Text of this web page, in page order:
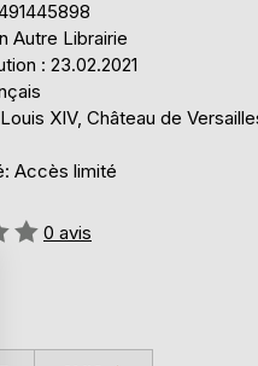
Autre Librairie
: 23.02.2021
XIV, Château de
Accès limité
0 avis